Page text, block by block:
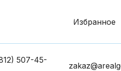
Избранное
507-45-